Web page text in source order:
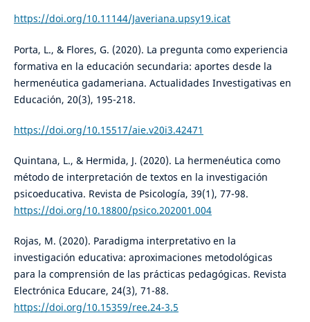
https://doi.org/10.11144/Javeriana.upsy19.icat
Porta, L., & Flores, G. (2020). La pregunta como experiencia
formativa en la educación secundaria: aportes desde la
hermenéutica gadameriana. Actualidades Investigativas en
Educación, 20(3), 195-218.
https://doi.org/10.15517/aie.v20i3.42471
Quintana, L., & Hermida, J. (2020). La hermenéutica como
método de interpretación de textos en la investigación
psicoeducativa. Revista de Psicología, 39(1), 77-98.
https://doi.org/10.18800/psico.202001.004
Rojas, M. (2020). Paradigma interpretativo en la
investigación educativa: aproximaciones metodológicas
para la comprensión de las prácticas pedagógicas. Revista
Electrónica Educare, 24(3), 71-88.
https://doi.org/10.15359/ree.24-3.5